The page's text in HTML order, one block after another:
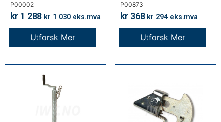
P00002
kr 1 288 kr 1 030 eks.mva
Utforsk Mer
P00873
kr 368 kr 294 eks.mva
Utforsk Mer